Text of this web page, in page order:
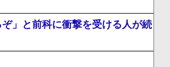
」と前科に衝撃を受ける人が続